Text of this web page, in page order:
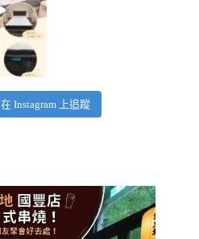
在 Instagram 上追蹤